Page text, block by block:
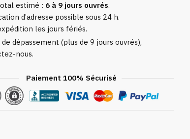
estimé : 6 à 9 jours ouvrés.
d’adresse possible sous 24 h.
les jours fériés.
de dépassement (plus de 9 jours ouvrés),
nous.
Paiement 100% Sécurisé